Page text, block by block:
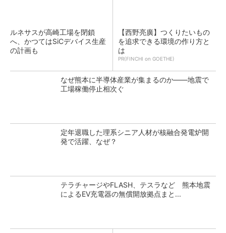
ルネサスが高崎工場を閉鎖
へ、かつてはSiCデバイス生産
の計画も
【西野亮廣】つくりたいもの
を追求できる環境の作り方と
は
PR(FINCHI on GOETHE)
なぜ熊本に半導体産業が集まるのか――地震で
工場稼働停止相次ぐ
定年退職した理系シニア人材が核融合発電炉開
発で活躍、なぜ？
テラチャージやFLASH、テスラなど 熊本地震
によるEV充電器の無償開放拠点まと...